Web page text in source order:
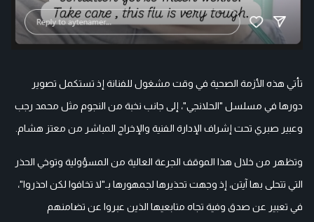
تأتي هذه الأزمة الصحية في وقت مشغول للفنانة إذ تستكمل تصوير
دورها في مسلسل "الحلانجي"، إلى جانب نخبة من النجوم مثل محمد رجب
وعبير صبري تحت إشراف الإدارة الفنية والإخراج المباشر من معتز هشام.
وتظهر من خلال هذا الموقف الجرعة العالية من المسؤولية وتوخي الحذر
التي تتحلى بها آيتن، إذ وجهت تحذيرها لجمهورها بـ"لا تخافوا لكن احذروا"،
في تعبير عن صدق وفية تجاه متابعيها الذين عبروا عن تضامنهم